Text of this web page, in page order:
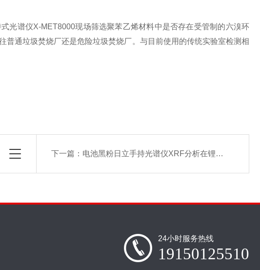
光谱仪X-MET8000现场筛选聚苯乙烯材料中是否存在受管制的六溴环
通垃圾焚烧厂还是危险垃圾焚烧厂。与目前使用的传统实验室检测相
下一篇： 电池黑粉日立手持光谱仪XRF分析在锂电池回收利用行业的应用
24小时服务热线
19150125510